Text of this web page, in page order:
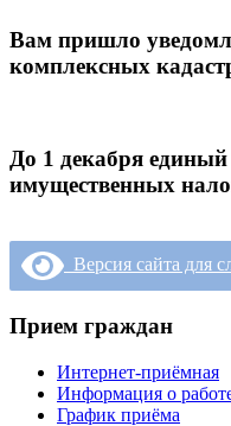
Вам пришло
комплексных
До 1 декабря
имущественных
Версия сайта для
Прием граждан
Интернет-приёмная
Информация о
График приёма